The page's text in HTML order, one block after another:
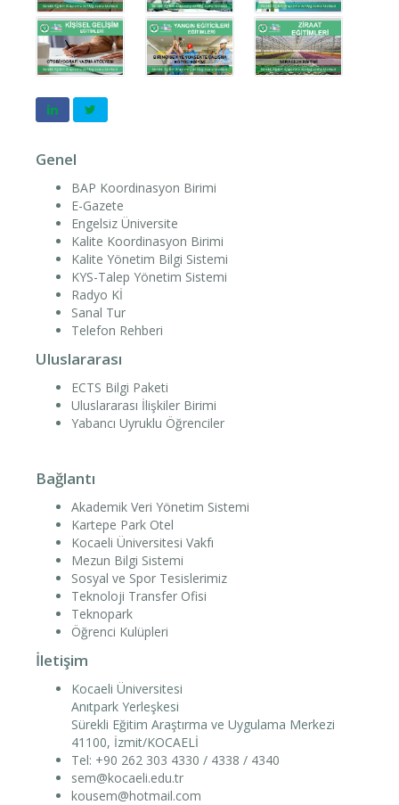
Genel
BAP Koordinasyon Birimi
E-Gazete
Engelsiz Üniversite
Kalite Koordinasyon Birimi
Kalite Yönetim Bilgi Sistemi
KYS-Talep Yönetim Sistemi
Radyo Kİ
Sanal Tur
Telefon Rehberi
Uluslararası
ECTS Bilgi Paketi
Uluslararası İlişkiler Birimi
Yabancı Uyruklu Öğrenciler
Bağlantı
Akademik Veri Yönetim Sistemi
Kartepe Park Otel
Kocaeli Üniversitesi Vakfı
Mezun Bilgi Sistemi
Sosyal ve Spor Tesislerimiz
Teknoloji Transfer Ofisi
Teknopark
Öğrenci Kulüpleri
İletişim
Kocaeli Üniversitesi
Anıtpark Yerleşkesi
Sürekli Eğitim Araştırma ve Uygulama Merkezi
41100, İzmit/KOCAELİ
Tel: +90 262 303 4330 / 4338 / 4340
sem@kocaeli.edu.tr
kousem@hotmail.com